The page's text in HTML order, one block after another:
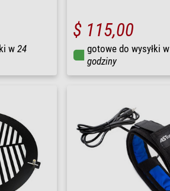
w 24
$ 115,00
gotowe do wysyłki w
godziny